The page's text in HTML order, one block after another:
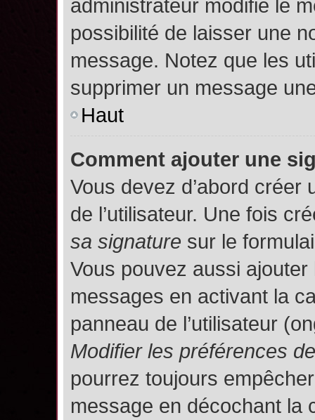
administrateur modifie le
possibilité de laisser une
message. Notez que les
supprimer un message
Haut
Comment ajouter une
Vous devez d’abord
de l’utilisateur. Une fois
sa signature sur le
Vous pouvez aussi
messages en activant la
panneau de l’utilisateur
Modifier les préférences
pourrez toujours
message en décochant la